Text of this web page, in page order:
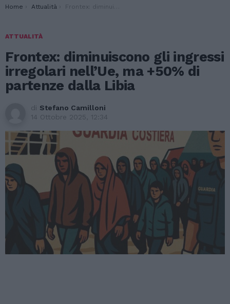
You are here:
Home Attualità Frontex: diminuiscono gli ingressi irregolari nell’Ue, ma +50% di partenze dalla Libia
ATTUALITÀ
Frontex: diminuiscono gli ingressi
irregolari nell’Ue, ma +50% di
partenze dalla Libia
di Stefano Camilloni
14 Ottobre 2025, 12:34